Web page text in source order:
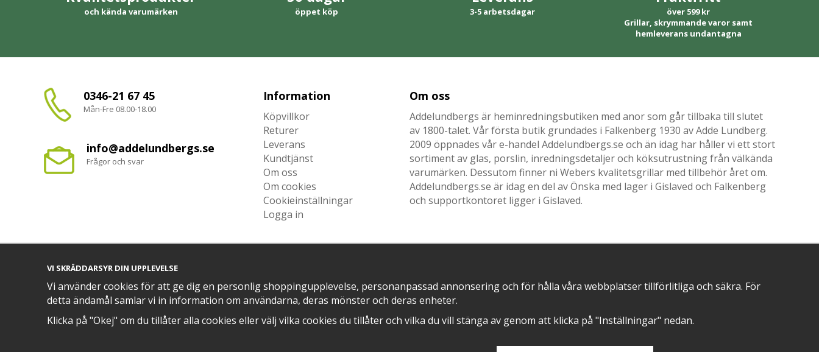
och kända varumärken öppet köp 3-5 arbetsdagar
över 599 kr
Grillar, skrymmande varor samt
hemleverans undantagna
0346-21 67 45
Mån-Fre 08.00-18.00
info@addelundbergs.se
Frågor och svar
Information
Köpvillkor
Returer
Leverans
Kundtjänst
Om oss
Om cookies
Cookieinställningar
Logga in
Om oss
Addelundbergs är heminredningsbutiken med anor som går tillbaka till slutet
av 1800-talet. Vår första butik grundades i Falkenberg 1930 av Adde Lundberg.
2009 öppnades vår e-handel Addelundbergs.se och än idag har håller vi ett stort
sortiment av glas, porslin, inredningsdetaljer och köksutrustning från välkända
varumärken. Dessutom finner ni Webers kvalitetsgrillar med tillbehör året om.
Addelundbergs.se är idag en del av Önska med lager i Gislaved och Falkenberg
och supportkontoret ligger i Gislaved.
POSITIVA OMDÖMEN PÅ
VI SKRÄDDARSYR DIN UPPLEVELSE
Vi använder cookies för att ge dig en personlig shoppingupplevelse, personanpassad annonsering och för hålla våra webbplatser tillförlitliga och säkra. För
detta ändamål samlar vi in information om användarna, deras mönster och deras enheter.
Klicka på "Okej" om du tillåter alla cookies eller välj vilka cookies du tillåter och vilka du vill stänga av genom att klicka på "Inställningar" nedan.